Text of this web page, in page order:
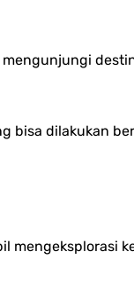
bisa dilakukan
mengeksplorasi